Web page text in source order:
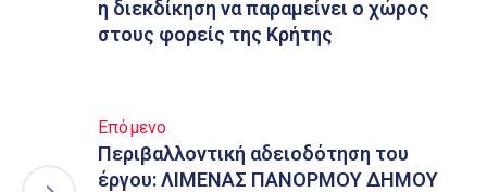
η διεκδίκηση να παραμείνει ο χώρος
στους φορείς της Κρήτης
Επόμενο
Περιβαλλοντική αδειοδότηση του
έργου: ΛΙΜΕΝΑΣ ΠΑΝΟΡΜΟΥ ΔΗΜΟΥ